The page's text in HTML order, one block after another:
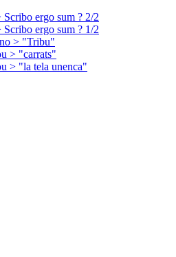
Scribo ergo sum ? 2/2
Scribo ergo sum ? 1/2
> "Tribu"
> "carrats"
> "la tela unenca"